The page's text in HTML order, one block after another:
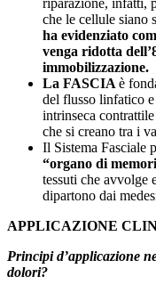
che le cellule siano
ha evidenziato
venga ridotta
immobilizzazione.
La FASCIA è
del flusso linfatico
intrinseca
che si creano tra i
Il Sistema Fasciale
“organo di
tessuti che avvolge
dipartono dai
APPLICAZIONE
Principi d’applicazione
dolori?